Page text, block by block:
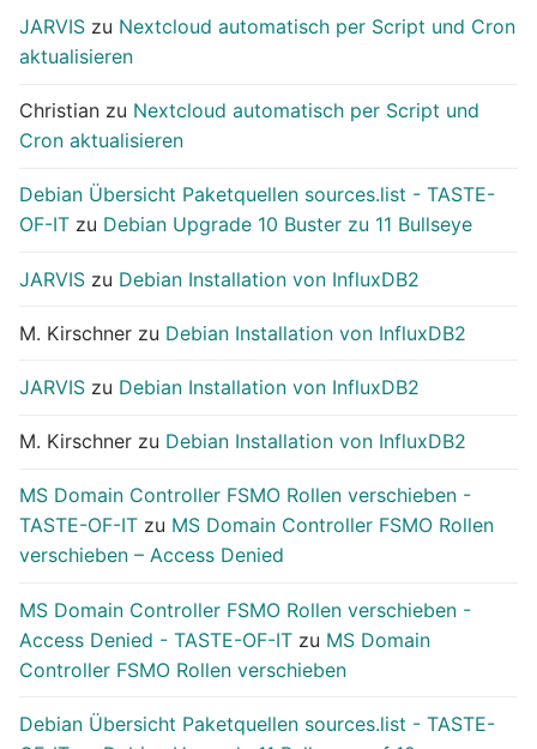
JARVIS zu Nextcloud automatisch per Script und Cron
aktualisieren
Christian zu Nextcloud automatisch per Script und
Cron aktualisieren
Debian Übersicht Paketquellen sources.list - TASTE-
OF-IT zu Debian Upgrade 10 Buster zu 11 Bullseye
JARVIS zu Debian Installation von InfluxDB2
M. Kirschner zu Debian Installation von InfluxDB2
JARVIS zu Debian Installation von InfluxDB2
M. Kirschner zu Debian Installation von InfluxDB2
MS Domain Controller FSMO Rollen verschieben -
TASTE-OF-IT zu MS Domain Controller FSMO Rollen
verschieben – Access Denied
MS Domain Controller FSMO Rollen verschieben -
Access Denied - TASTE-OF-IT zu MS Domain
Controller FSMO Rollen verschieben
Debian Übersicht Paketquellen sources.list - TASTE-